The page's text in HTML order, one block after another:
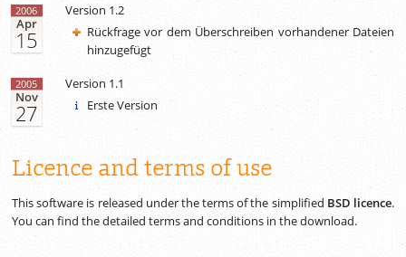
2006
Apr
15
Version 1.2
Rückfrage vor dem Überschreiben vorhandener Dateien
hinzugefügt
2005
Nov
27
Version 1.1
Erste Version
Licence and terms of use
This software is released under the terms of the simplified BSD licence.
You can find the detailed terms and conditions in the download.